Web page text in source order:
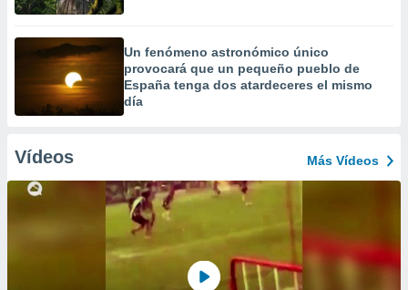
Un fenómeno astronómico único
provocará que un pequeño pueblo de
España tenga dos atardeceres el mismo
día
Vídeos Más Vídeos